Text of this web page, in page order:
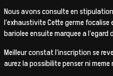
Nous avons consulte en
l’exhaustivite Cette germe
bariolee ensuite marquee a l’egard
Meilleur constat l’inscription se
aurez la possibilite penser ni